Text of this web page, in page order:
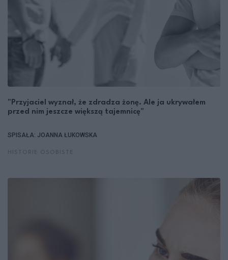
"Przyjaciel wyznał, że zdradza żonę. Ale ja ukrywałem
przed nim jeszcze większą tajemnicę"
SPISAŁA: JOANNA ŁUKOWSKA